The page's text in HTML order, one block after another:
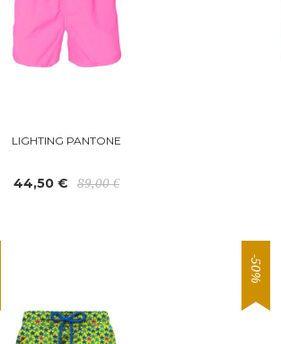
LIGHTING PANTONE
44,50 € 89,00 €
-50%